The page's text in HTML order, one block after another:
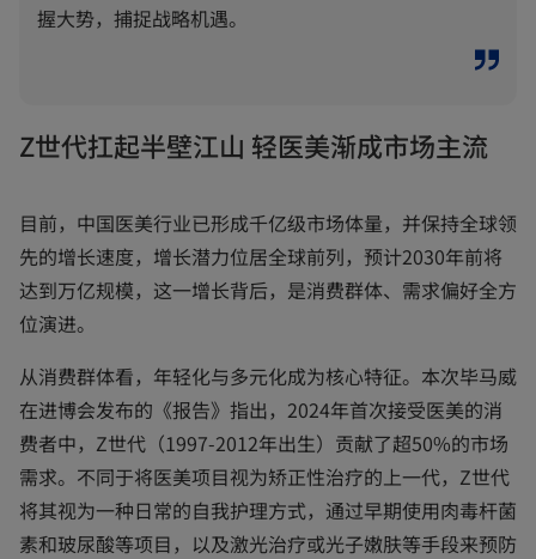
握大势，捕捉战略机遇。
Z世代扛起半壁江山 轻医美渐成市场主流
目前，中国医美行业已形成千亿级市场体量，并保持全球领
先的增长速度，增长潜力位居全球前列，预计2030年前将
达到万亿规模，这一增长背后，是消费群体、需求偏好全方
位演进。
从消费群体看，年轻化与多元化成为核心特征。本次毕马威
在进博会发布的《报告》指出，2024年首次接受医美的消
费者中，Z世代（1997-2012年出生）贡献了超50%的市场
需求。不同于将医美项目视为矫正性治疗的上一代，Z世代
将其视为一种日常的自我护理方式，通过早期使用肉毒杆菌
素和玻尿酸等项目，以及激光治疗或光子嫩肤等手段来预防